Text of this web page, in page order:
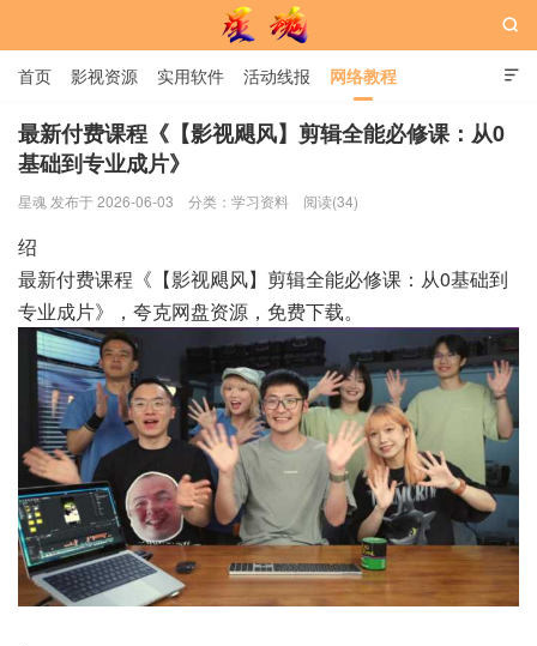
星魂网

首页 影视资源 实用软件 活动线报 网络教程
用户中心 书籍 娱乐

最新付费课程《【影视飓风】剪辑全能必修课：从0
基础到专业成片》
星魂 发布于 2026-06-03 分类： 学习资料 阅读(34)
绍
最新付费课程《【影视飓风】剪辑全能必修课：从0基础到
专业成片》，夸克网盘资源，免费下载。